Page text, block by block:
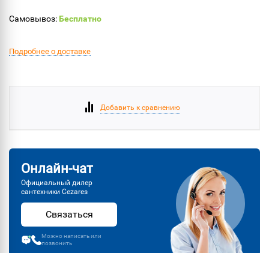
Самовывоз:Бесплатно
Подробнее о доставке
Добавить к сравнению
Онлайн-чат
Официальный дилер
сантехники Cezares
Связаться
Можно написать или
позвонить